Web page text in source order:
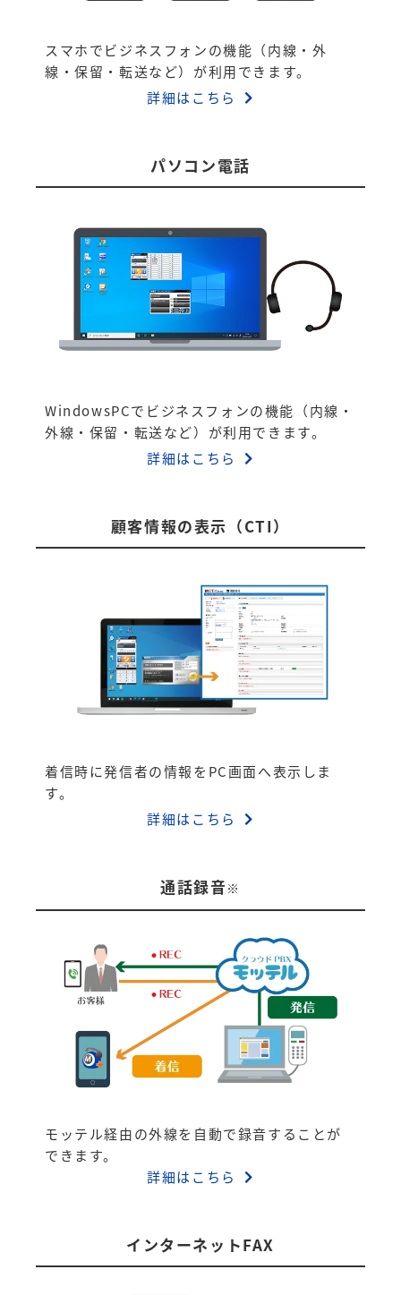
スマホでビジネスフォンの機能（内線・外
線・保留・転送など）が利用できます。
詳細はこちら
パソコン電話
WindowsPCでビジネスフォンの機能（内線・
外線・保留・転送など）が利用できます。
詳細はこちら
顧客情報の表示（CTI）
着信時に発信者の情報をPC画面へ表示しま
す。
詳細はこちら
通話録音 ※
モッテル経由の外線を自動で録音することが
できます。
詳細はこちら
インターネットFAX